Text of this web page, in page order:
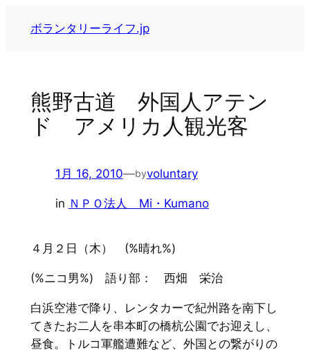
ボランタリーライフ.jp
熊野古道 外国人アテン
ド アメリカ人観光客
1月 16, 2010—byvoluntary
in ＮＰＯ法人 Mi・Kumano
４月２日（木） (%晴れ%)
(%ニコ男%) 語り部： 西畑 栄治
白浜空港で降り、レンタカーで紀州路を南下し
てきたお二人を串本町の橋杭公園でお迎えし、
昼食。トルコ軍艦遭難など、外国との繋がりの